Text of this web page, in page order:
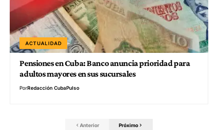
ACTUALIDAD
Pensiones en Cuba: Banco anuncia prioridad para
adultos mayores en sus sucursales
PorRedacción CubaPulso
Anterior Próximo